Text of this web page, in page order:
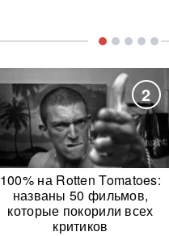
2
100% на Rotten Tomatoes:
названы 50 фильмов,
которые покорили всех
критиков